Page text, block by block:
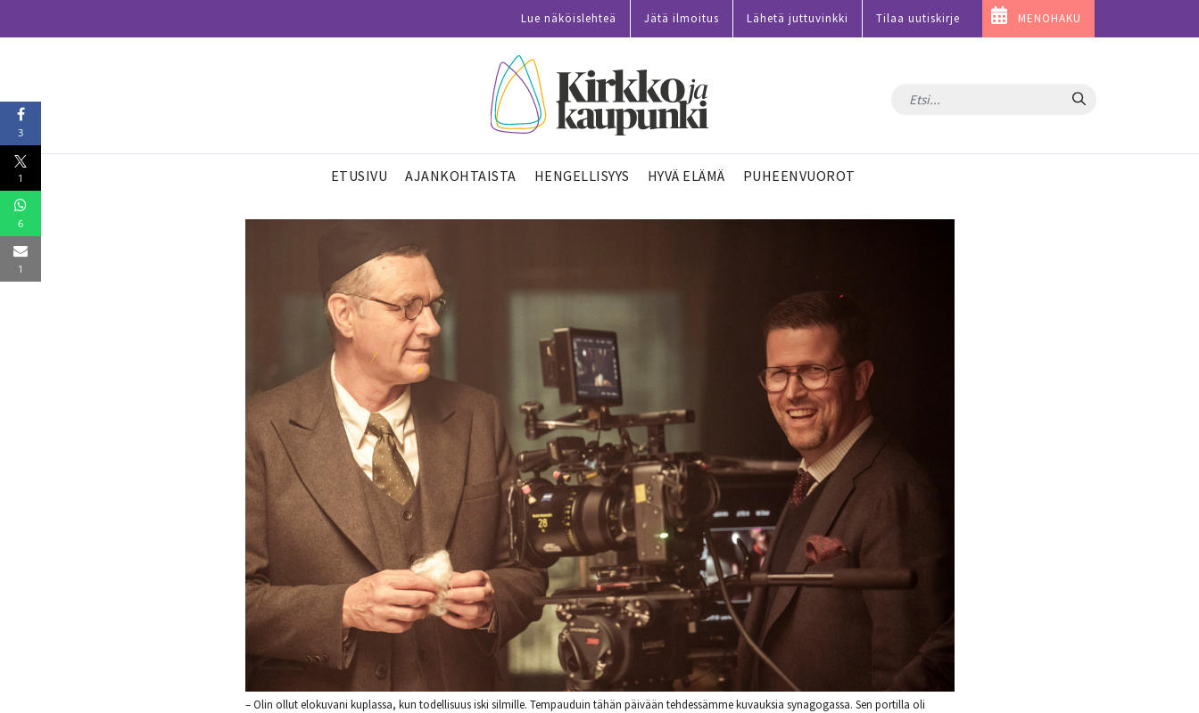
Lue näköislehteä Jätä ilmoitus Lähetä juttuvinkki Tilaa uutiskirje MENOHAKU
Hae
ETUSIVU AJANKOHTAISTA HENGELLISYYS HYVÄ ELÄMÄ PUHEENVUOROT
– Olin ollut elokuvani kuplassa, kun todellisuus iski silmille. Tempauduin tähän päivään tehdessämme kuvauksia synagogassa. Sen portilla oli
3
1
6
1